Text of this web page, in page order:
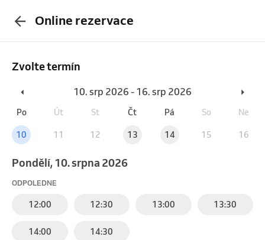
Online rezervace
Zvolte termín
10. srp 2026 - 16. srp 2026
Po Út St Čt Pá So Ne
10 11 12 13 14 15 16
pondělí, 10. srpna 2026
ODPOLEDNE
12:00 12:30 13:00 13:30
14:00 14:30